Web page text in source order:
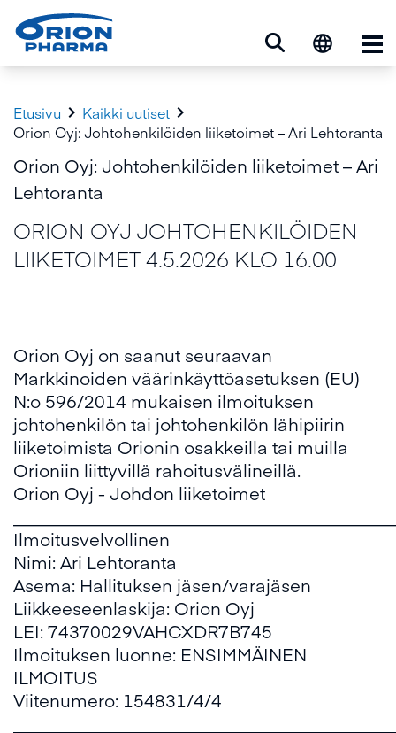
Etusivu  Kaikki uutiset 
Orion Oyj: Johtohenkilöiden liiketoimet – Ari Lehtoranta
Orion Oyj: Johtohenkilöiden liiketoimet – Ari
Lehtoranta
ORION OYJ JOHTOHENKILÖIDEN
LIIKETOIMET 4.5.2026 KLO 16.00
Orion Oyj on saanut seuraavan
Markkinoiden väärinkäyttöasetuksen (EU)
N:o 596/2014 mukaisen ilmoituksen
johtohenkilön tai johtohenkilön lähipiirin
liiketoimista Orionin osakkeilla tai muilla
Orioniin liittyvillä rahoitusvälineillä.
Orion Oyj - Johdon liiketoimet
Ilmoitusvelvollinen
Nimi: Ari Lehtoranta
Asema: Hallituksen jäsen/varajäsen
Liikkeeseenlaskija: Orion Oyj
LEI: 74370029VAHCXDR7B745
Ilmoituksen luonne: ENSIMMÄINEN
ILMOITUS
Viitenumero: 154831/4/4